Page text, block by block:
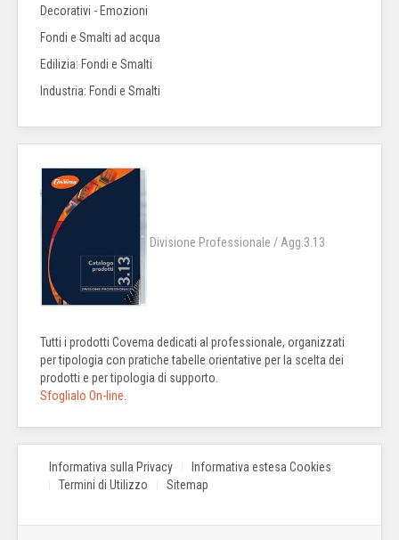
Decorativi - Emozioni
Fondi e Smalti ad acqua
Edilizia: Fondi e Smalti
Industria: Fondi e Smalti
Divisione Professionale / Agg.3.13
Tutti i prodotti Covema dedicati al professionale, organizzati
per tipologia con pratiche tabelle orientative per la scelta dei
prodotti e per tipologia di supporto.
Sfoglialo On-line
Informativa sulla Privacy
Informativa estesa Cookies
Termini di Utilizzo
Sitemap